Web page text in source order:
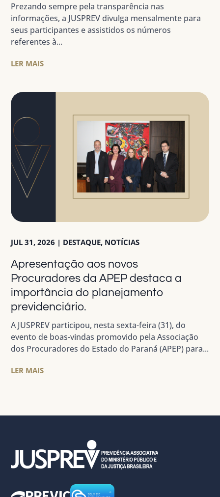
Prezando sempre pela transparência nas
informações, a JUSPREV divulga mensalmente para
seus participantes e assistidos os números
referentes à...
LER MAIS
Apresentação aos novos
Procuradores da APEP destaca a
importância do planejamento
previdenciário.
JUL 31, 2026 | DESTAQUE, NOTÍCIAS
A JUSPREV participou, nesta sexta-feira (31), do
evento de boas-vindas promovido pela Associação
dos Procuradores do Estado do Paraná (APEP) para...
LER MAIS